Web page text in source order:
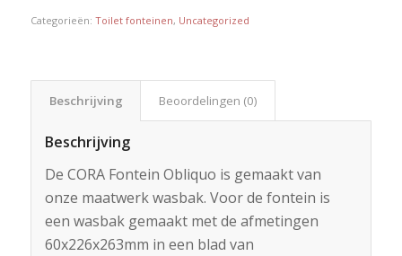
Categorieën: Toilet fonteinen, Uncategorized
Beschrijving Beoordelingen (0)
Beschrijving
De CORA Fontein Obliquo is gemaakt van
onze maatwerk wasbak. Voor de fontein is
een wasbak gemaakt met de afmetingen
60x226x263mm in een blad van